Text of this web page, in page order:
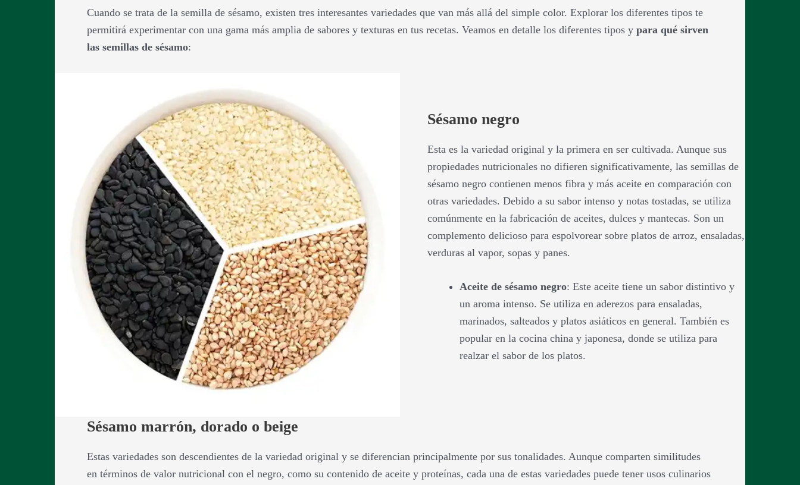
Cuando se trata de la semilla de sésamo, existen tres interesantes variedades que van más allá del simple color. Explorar los diferentes tipos te
permitirá experimentar con una gama más amplia de sabores y texturas en tus recetas. Veamos en detalle los diferentes tipos y para qué sirven
las semillas de sésamo:
Sésamo negro
Esta es la variedad original y la primera en ser cultivada. Aunque sus
propiedades nutricionales no difieren significativamente, las semillas de
sésamo negro contienen menos fibra y más aceite en comparación con
otras variedades. Debido a su sabor intenso y notas tostadas, se utiliza
comúnmente en la fabricación de aceites, dulces y mantecas. Son un
complemento delicioso para espolvorear sobre platos de arroz, ensaladas,
verduras al vapor, sopas y panes.
Aceite de sésamo negro: Este aceite tiene un sabor distintivo y
un aroma intenso. Se utiliza en aderezos para ensaladas,
marinados, salteados y platos asiáticos en general. También es
popular en la cocina china y japonesa, donde se utiliza para
realzar el sabor de los platos.
Sésamo marrón, dorado o beige
Estas variedades son descendientes de la variedad original y se diferencian principalmente por sus tonalidades. Aunque comparten similitudes
en términos de valor nutricional con el negro, como su contenido de aceite y proteínas, cada una de estas variedades puede tener usos culinarios